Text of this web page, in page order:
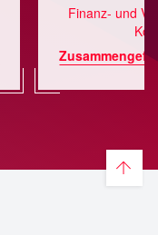
Finanz- und